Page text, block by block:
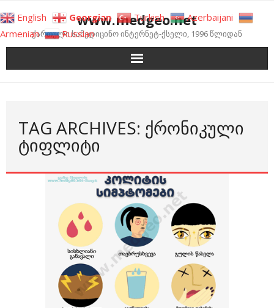
to
content
www.medgeo.net
ქართული სამედიცინო ინტერნეტ-ქსელი, 1996 წლიდან
TAG ARCHIVES: ᲥᲠᲝᲜᲘᲙᲣᲚᲘ
ᲢᲘᲤᲚᲘᲢᲘ
English Georgian Turkish
Azerbaijani
Armenian
Russian